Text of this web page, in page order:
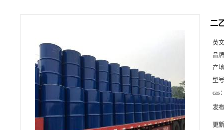
二
英
品
产
型
cas
发
更